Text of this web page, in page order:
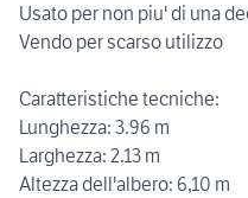
Usato per non piu' di una
Vendo per scarso utilizzo
Caratteristiche tecniche:
Lunghezza: 3.96 m
Larghezza: 2.13 m
Altezza dell'albero: 6,10 m